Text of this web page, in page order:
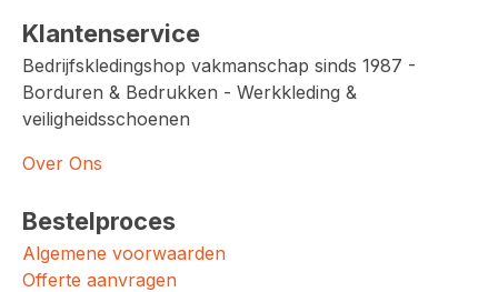
Klantenservice
Bedrijfskledingshop vakmanschap sinds 1987 -
Borduren & Bedrukken - Werkkleding &
veiligheidsschoenen
Over Ons
Bestelproces
Algemene voorwaarden
Offerte aanvragen